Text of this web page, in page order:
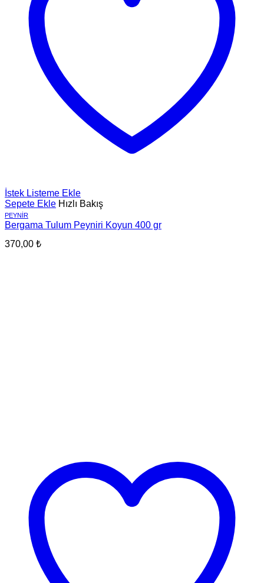
İstek Listeme Ekle
Sepete Ekle Hızlı Bakış
PEYNIR
Bergama Tulum Peyniri Koyun 400 gr
370,00 ₺